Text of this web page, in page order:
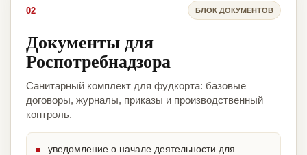
02 БЛОК ДОКУМЕНТОВ
Документы для
Роспотребнадзора
Санитарный комплект для фудкорта: базовые
договоры, журналы, приказы и производственный
контроль.
уведомление о начале деятельности для